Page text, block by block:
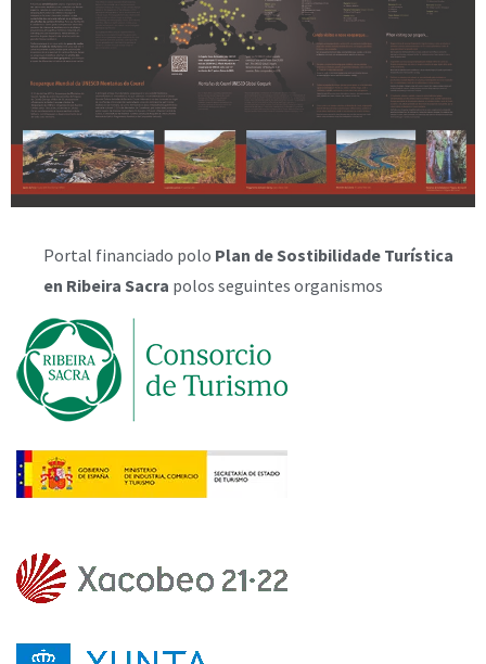
Portal financiado polo Plan de Sostibilidade Turística
en Ribeira Sacra polos seguintes organismos